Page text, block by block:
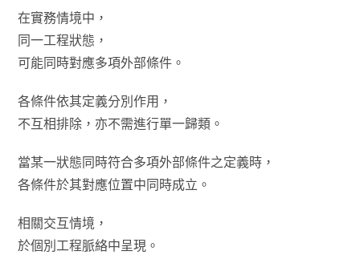
在實務情境中，
同一工程狀態，
可能同時對應多項外部條件。
各條件依其定義分別作用，
不互相排除，亦不需進行單一歸類。
當某一狀態同時符合多項外部條件之定義時，
各條件於其對應位置中同時成立。
相關交互情境，
於個別工程脈絡中呈現。